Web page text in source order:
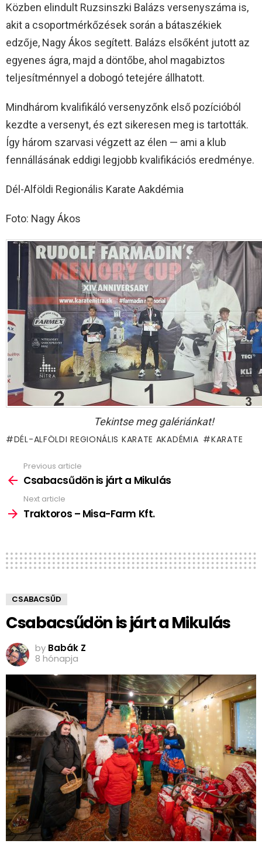
Közben elindult Ruzsinszki Balázs versenyszáma is,
akit a csoportmérkőzések során a bátaszékiek
edzője, Nagy Ákos segített. Balázs elsőként jutott az
egyenes ágra, majd a döntőbe, ahol magabiztos
teljesítménnyel a dobogó tetejére állhatott.
Mindhárom kvalifikáló versenyzőnk első pozícióból
kezdte a versenyt, és ezt sikeresen meg is tartották.
Így három szarvasi végzett az élen — ami a klub
fennállásának eddigi legjobb kvalifikációs eredménye.
Dél-Alföldi Regionális Karate Aakdémia
Foto: Nagy Ákos
Tekintse meg galériánkat!
DÉL-ALFÖLDI REGIONÁLIS KARATE AKADÉMIA KARATE
more
Previous article
Csabacsűdön is járt a Mikulás
Next article
Traktoros – Misa-Farm Kft.
CSABACSŰD
Csabacsűdön is járt a Mikulás
by Babák Z
8 hónapja